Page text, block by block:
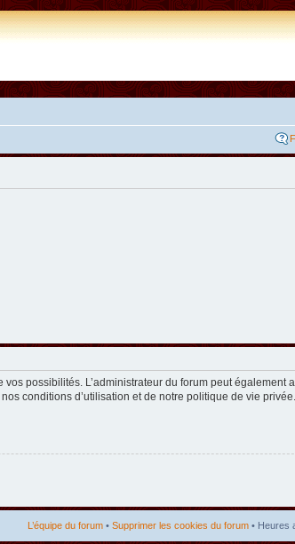
possibilités. L’administrateur du forum peut également
conditions d’utilisation et de notre politique de vie
L’équipe du forum • Supprimer les cookies du forum • Heures